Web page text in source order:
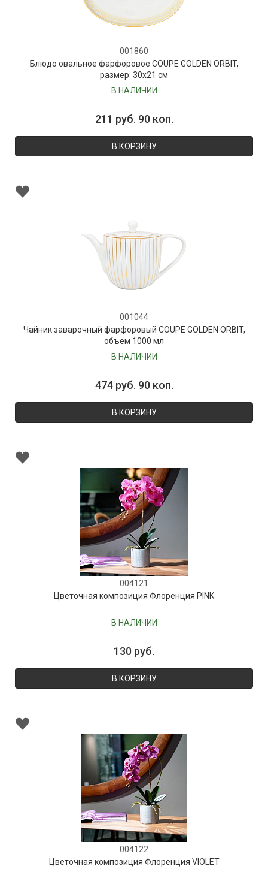
001860
Блюдо овальное фарфоровое COUPE GOLDEN ORBIT,
размер: 30х21 см
В НАЛИЧИИ
211 руб. 90 коп.
В КОРЗИНУ
001044
Чайник заварочный фарфоровый COUPE GOLDEN ORBIT,
объем 1000 мл
В НАЛИЧИИ
474 руб. 90 коп.
В КОРЗИНУ
004121
Цветочная композиция Флоренция PINK
В НАЛИЧИИ
130 руб.
В КОРЗИНУ
004122
Цветочная композиция Флоренция VIOLET